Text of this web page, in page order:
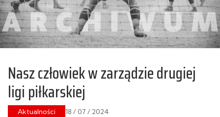
Nasz człowiek w zarządzie drugiej
ligi piłkarskiej
Aktualności 18 / 07 / 2024